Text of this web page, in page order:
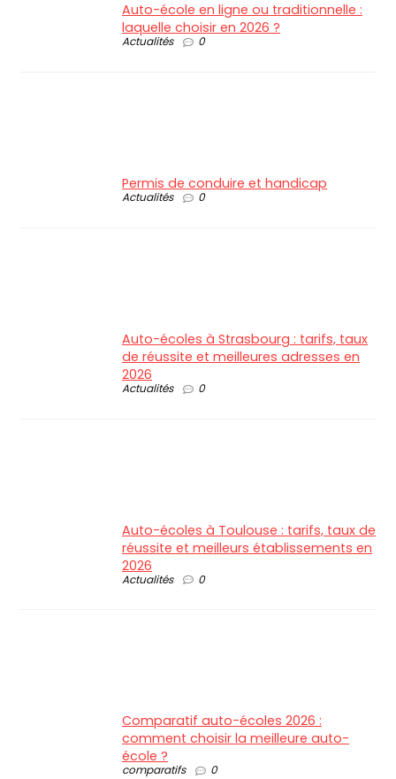
Auto-école en ligne ou traditionnelle :
laquelle choisir en 2026 ?
Actualités 0
Permis de conduire et handicap
Actualités 0
Auto-écoles à Strasbourg : tarifs, taux
de réussite et meilleures adresses en
2026
Actualités 0
Auto-écoles à Toulouse : tarifs, taux de
réussite et meilleurs établissements en
2026
Actualités 0
Comparatif auto-écoles 2026 :
comment choisir la meilleure auto-
école ?
comparatifs 0